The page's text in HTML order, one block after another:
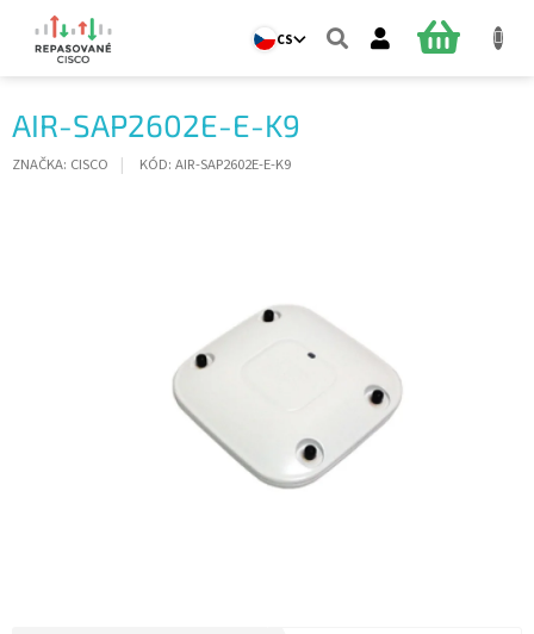
obsah
CS
NÁKUPNÍ
AIR-SAP2602E-E-K9
ZNAČKA: CISCO KÓD: AIR-SAP2602E-E-K9